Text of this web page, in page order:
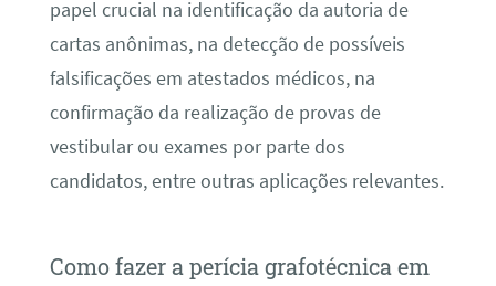
papel crucial na identificação da autoria de
cartas anônimas, na detecção de possíveis
falsificações em atestados médicos, na
confirmação da realização de provas de
vestibular ou exames por parte dos
candidatos, entre outras aplicações relevantes.
Como fazer a perícia grafotécnica em